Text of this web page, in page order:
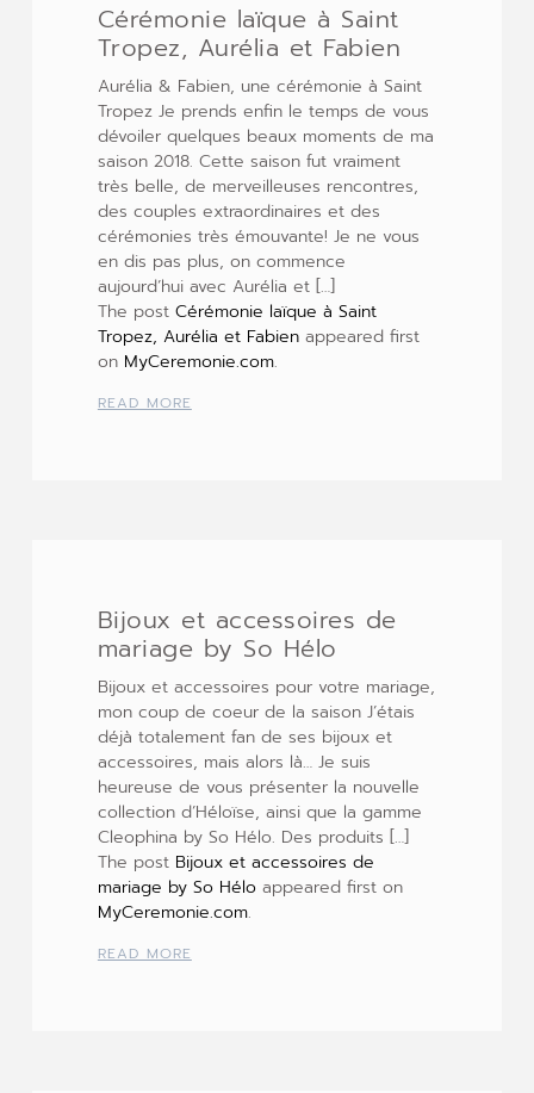
Cérémonie laïque à Saint
Tropez, Aurélia et Fabien
Aurélia & Fabien, une cérémonie à Saint
Tropez Je prends enfin le temps de vous
dévoiler quelques beaux moments de ma
saison 2018. Cette saison fut vraiment
très belle, de merveilleuses rencontres,
des couples extraordinaires et des
cérémonies très émouvante! Je ne vous
en dis pas plus, on commence
aujourd’hui avec Aurélia et […]
The post Cérémonie laïque à Saint
Tropez, Aurélia et Fabienappeared first
on MyCeremonie.com.
READ MORE
Bijoux et accessoires de
mariage by So Hélo
Bijoux et accessoires pour votre mariage,
mon coup de coeur de la saison J’étais
déjà totalement fan de ses bijoux et
accessoires, mais alors là… Je suis
heureuse de vous présenter la nouvelle
collection d’Héloïse, ainsi que la gamme
Cleophina by So Hélo. Des produits […]
The post Bijoux et accessoires de
mariage by So Héloappeared first on
MyCeremonie.com.
READ MORE